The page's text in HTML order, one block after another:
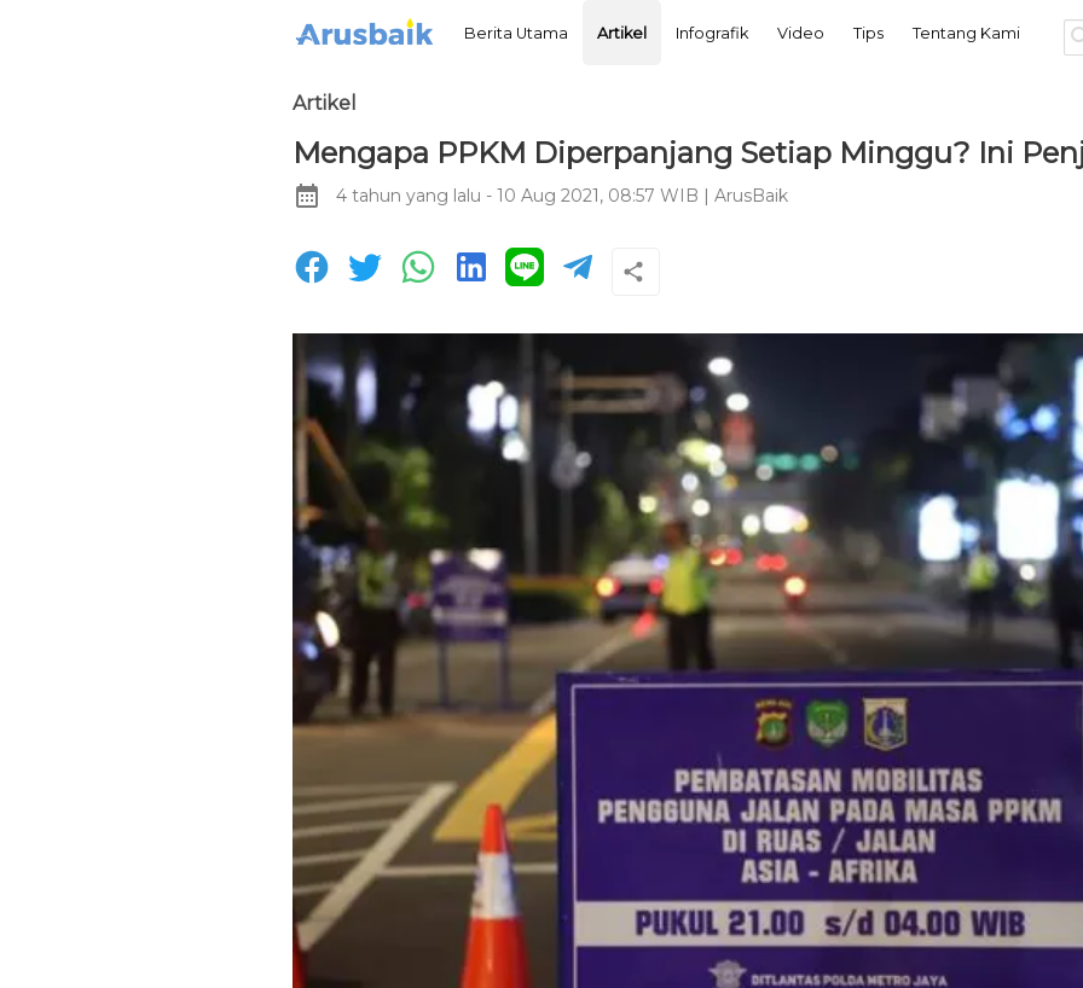
Berita Utama Artikel Infografik Video Tips Tentang Kami
Artikel
Mengapa PPKM Diperpanjang Setiap Minggu? Ini
4 tahun yang lalu - 10 Aug 2021, 08:57 WIB ArusBaik